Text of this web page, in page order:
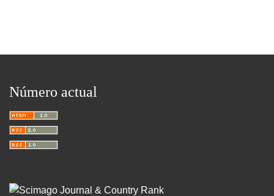
Número actual